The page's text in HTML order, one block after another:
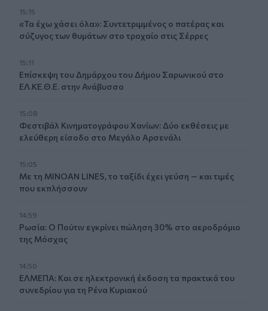
15:15
«Τα έχω χάσει όλα»: Συντετριμμένος ο πατέρας και
σύζυγος των θυμάτων στο τροχαίο στις Σέρρες
15:11
Επίσκεψη του Δημάρχου του Δήμου Σαρωνικού στο
ΕΛ.ΚΕ.Θ.Ε. στην Ανάβυσσο
15:08
Φεστιβάλ Κινηματογράφου Χανίων: Δύο εκθέσεις με
ελεύθερη είσοδο στο Μεγάλο Αρσενάλι
15:05
Με τη MINOAN LINES, το ταξίδι έχει γεύση — και τιμές
που εκπλήσσουν
14:59
Ρωσία: Ο Πούτιν εγκρίνει πώληση 30% στο αεροδρόμιο
της Μόσχας
14:50
ΕΛΜΕΠΑ: Και σε ηλεκτρονική έκδοση τα πρακτικά του
συνεδρίου για τη Ρένα Κυριακού